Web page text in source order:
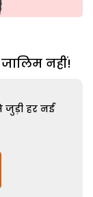
नहीं!
हर नई